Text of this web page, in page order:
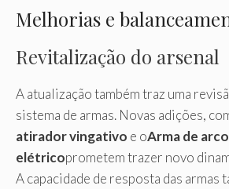
Melhorias e
Revitalização do arsenal
A atualização também traz uma
sistema de armas. Novas adições,
atirador vingativo e oArma de arco
elétricoprometem trazer novo
A capacidade de resposta das armas